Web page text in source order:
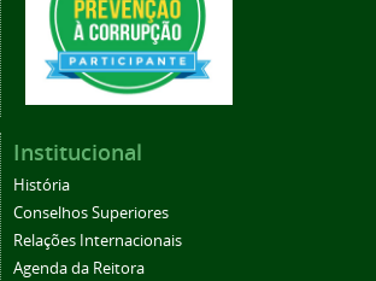
Institucional
História
Conselhos Superiores
Relações Internacionais
Agenda da Reitora